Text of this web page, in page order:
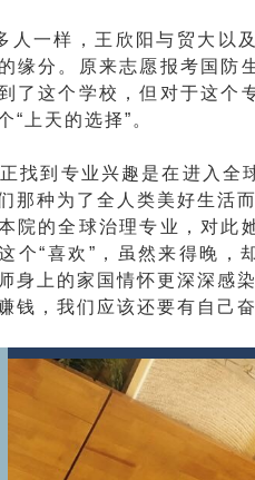
人一样，王欣阳与贸大以
缘分。原来志愿报考国防
了这个学校，但对于这个
“上天的选择”。
找到专业兴趣是在进入全
那种为了全人类美好生活
院的全球治理专业，对此
个“喜欢”，虽然来得晚，
身上的家国情怀更深深感
钱，我们应该还要有自己